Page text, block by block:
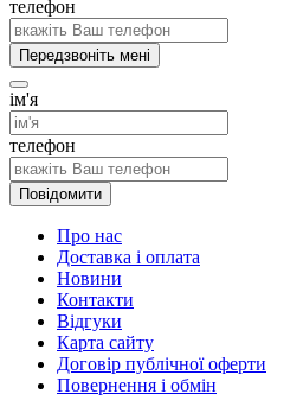
телефон
Передзвоніть мені
ім'я
телефон
Повідомити
Про нас
Доставка і оплата
Новини
Контакти
Відгуки
Карта сайту
Договір публічної оферти
Повернення і обмін